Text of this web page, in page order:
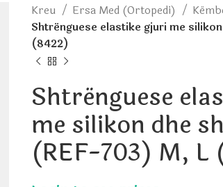
Kreu Ersa Med (Ortopedi)
Shtrënguese elastike gjuri me
(8422)
Shtrënguese
me silikon dhe
(REF-703) M, L